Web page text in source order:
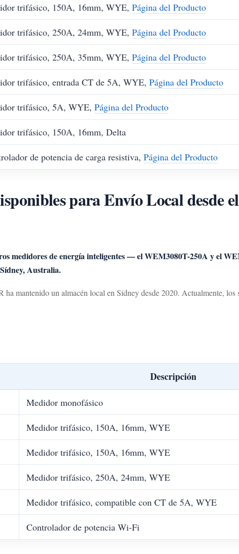
trifásico, 150A, 16mm, WYE, Página del Producto
trifásico, 250A, 24mm, WYE, Página del Producto
trifásico, 250A, 35mm, WYE, Página del Producto
trifásico, entrada CT de 5A, WYE, Página del Producto
trifásico, 5A, WYE, Página del Producto
trifásico, 150A, 16mm, Delta
de potencia de carga resistiva, Página del Producto
para Envío Local desde
medidores de energía inteligentes — el WEM3080T-250A y el
Australia.
mantenido un almacén local en Sídney desde 2020. Actualmente, los
Descripción
Medidor monofásico
Medidor trifásico, 150A, 16mm, WYE
Medidor trifásico, 150A, 16mm, WYE
Medidor trifásico, 250A, 24mm, WYE
Medidor trifásico, compatible con CT de 5A, WYE
Controlador de potencia Wi-Fi